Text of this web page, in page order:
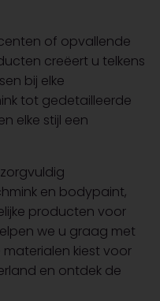
of opvallende
creëert u telkens
bij elke
tot gedetailleerde
elke stijl een
en bodypaint,
producten voor
we u graag met
kiest voor
en ontdek de